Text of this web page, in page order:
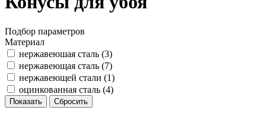
Подбор параметров
Материал
нержавеюшая сталь (3)
нержавеющая сталь (7)
нержавеющей стали (1)
оцинкованная сталь (4)